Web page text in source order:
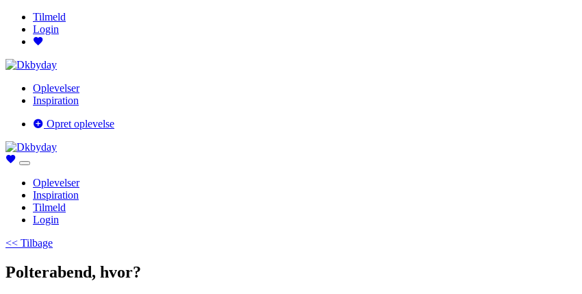
Tilmeld
Login
Oplevelser
Inspiration
Opret oplevelse
Oplevelser
Inspiration
Tilmeld
Login
<< Tilbage
Polterabend, hvor?